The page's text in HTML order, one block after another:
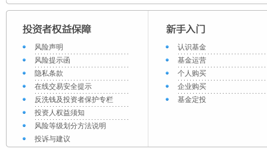
风险声明
风险提示函
隐私条款
在线交易安全提示
反洗钱及投资者保护专栏
投资人权益须知
风险等级划分方法说明
投诉与建议
认识基金
基金运营
个人购买
企业购买
基金定投